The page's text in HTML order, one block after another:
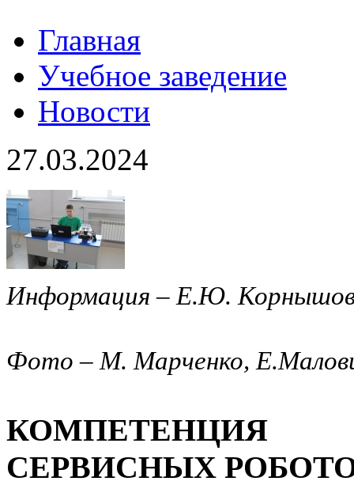
Главная
Учебное заведение
Новости
27.03.2024
Информация – Е.Ю.
Фото – М. Марченко,
СЕРВИСНЫХ